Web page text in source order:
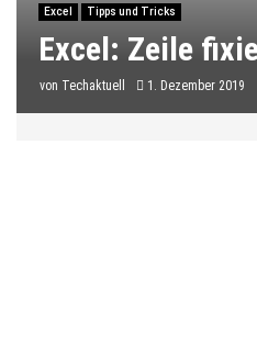
Excel Tipps und Tricks
Excel: Zeile
von Techaktuell 1. Dezember 2019